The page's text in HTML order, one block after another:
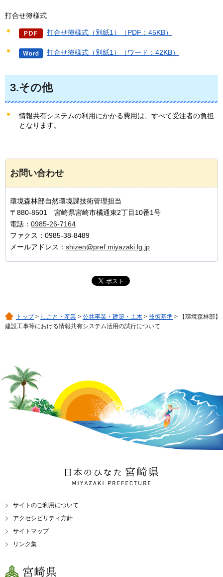
打合せ簿様式
打合せ簿様式（別紙1）（PDF：45KB）
打合せ簿様式（別紙1）（ワード：42KB）
3.その他
情報共有システムの利用にかかる費用は、すべて受注者の負担
となります。
お問い合わせ
環境森林部自然環境課技術管理担当
〒880-8501 宮崎県宮崎市橘通東2丁目10番1号
電話： 0985-26-7164
ファクス：0985-38-8489
メールアドレス： shizen@pref.miyazaki.lg.jp
トップ> しごと・産業 > 公共事業・建築・土木 > 技術基準 > 【環境森林部】
建設工事等における情報共有システム活用の試行について
日本のひなた 宮崎県
MIYAZAKI PREFECTURE
サイトのご利用について
アクセシビリティ方針
サイトマップ
リンク集
宮崎県